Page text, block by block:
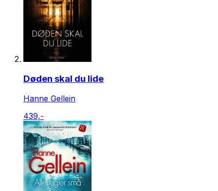
Døden skal du lide
Hanne Gellein
439,-